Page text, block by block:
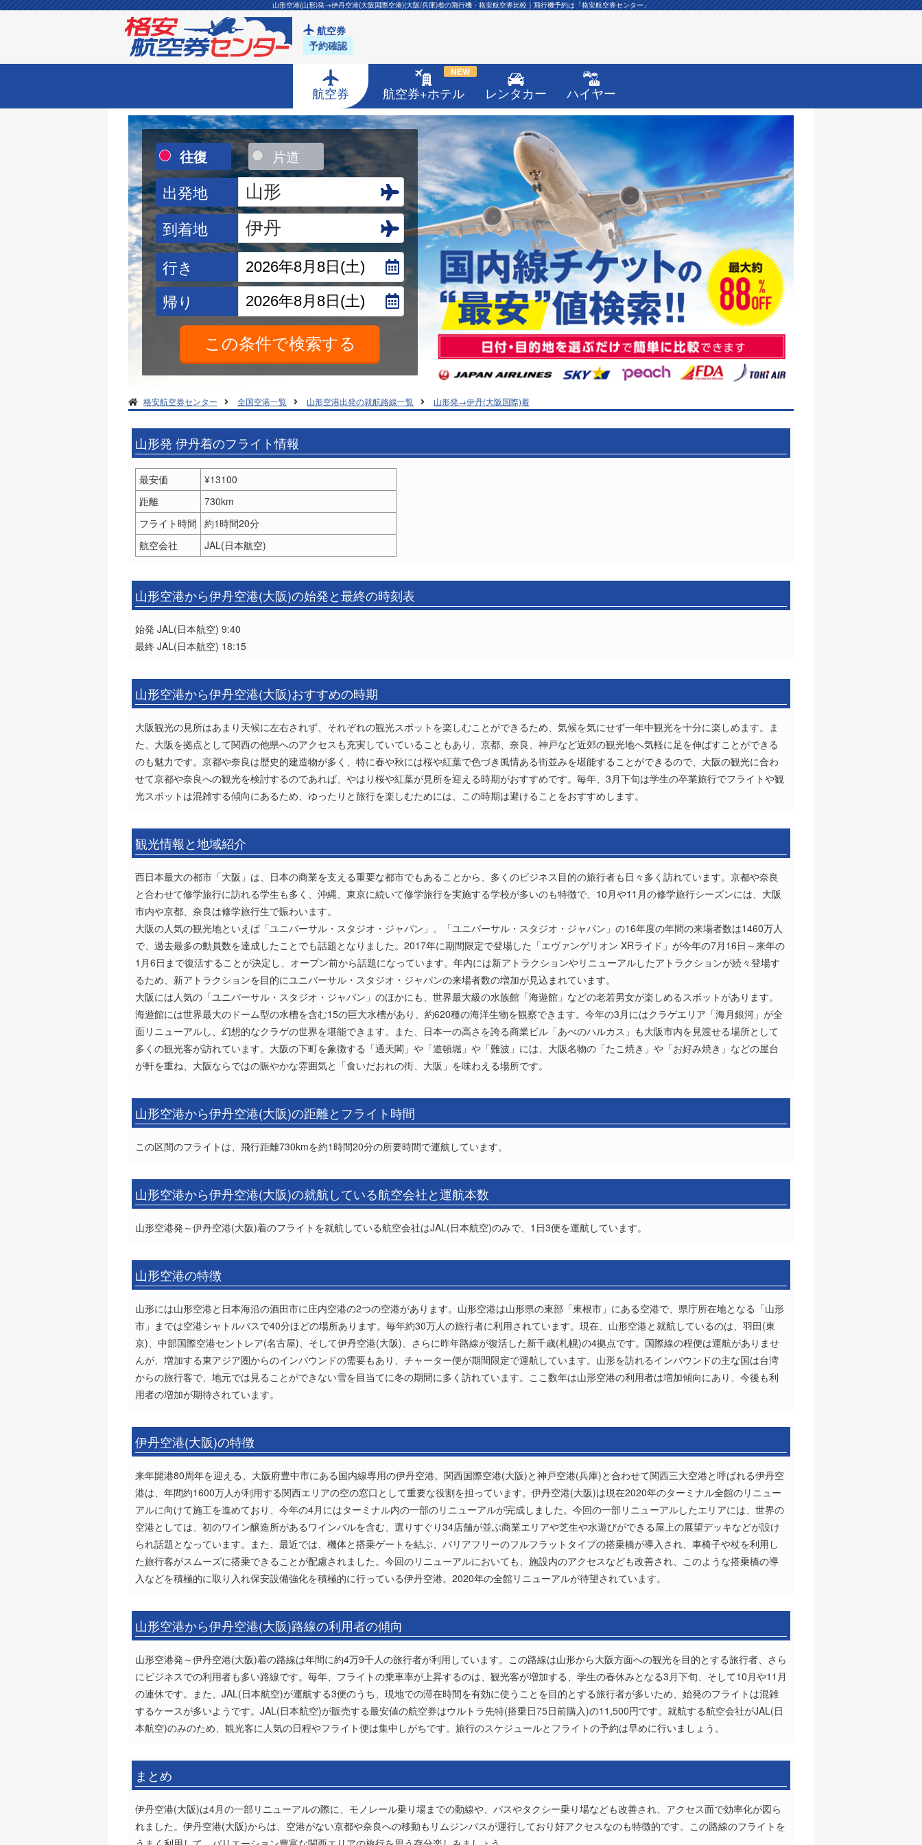
山形空港(山形)発→伊丹空港(大阪国際空港)(大阪/兵庫)着の飛行機・格安航空券比較｜飛行機予約は「格安航空券センター」
航空券
予約確認
航空券 航空券+ホテル
NEW
レンタカー ハイヤー
往復 片道
出発地
到着地
行き
帰り
格安航空券センター 全国空港一覧 山形空港出発の就航路線一覧 山形発→伊丹(大阪国際)着
山形発 伊丹着のフライト情報
最安価
¥13100
距離
730km
フライト時間 約1時間20分
航空会社
JAL(日本航空)
山形空港から伊丹空港(大阪)の始発と最終の時刻表
始発 JAL(日本航空) 9:40
最終 JAL(日本航空) 18:15
山形空港から伊丹空港(大阪)おすすめの時期
大阪観光の見所はあまり天候に左右されず、それぞれの観光スポットを楽しむことができるため、気候を気にせず一年中観光を十分に楽しめます。ま
た、大阪を拠点として関西の他県へのアクセスも充実していていることもあり、京都、奈良、神戸など近郊の観光地へ気軽に足を伸ばすことができる
のも魅力です。京都や奈良は歴史的建造物が多く、特に春や秋には桜や紅葉で色づき風情ある街並みを堪能することができるので、大阪の観光に合わ
せて京都や奈良への観光を検討するのであれば、やはり桜や紅葉が見所を迎える時期がおすすめです。毎年、3月下旬は学生の卒業旅行でフライトや観
光スポットは混雑する傾向にあるため、ゆったりと旅行を楽しむためには、この時期は避けることをおすすめします。
観光情報と地域紹介
西日本最大の都市「大阪」は、日本の商業を支える重要な都市でもあることから、多くのビジネス目的の旅行者も日々多く訪れています。京都や奈良
と合わせて修学旅行に訪れる学生も多く、沖縄、東京に続いて修学旅行を実施する学校が多いのも特徴で、10月や11月の修学旅行シーズンには、大阪
市内や京都、奈良は修学旅行生で賑わいます。
大阪の人気の観光地といえば「ユニバーサル・スタジオ・ジャパン」。「ユニバーサル・スタジオ・ジャパン」の16年度の年間の来場者数は1460万人
で、過去最多の動員数を達成したことでも話題となりました。2017年に期間限定で登場した「エヴァンゲリオン XRライド」が今年の7月16日～来年の
1月6日まで復活することが決定し、オープン前から話題になっています。年内には新アトラクションやリニューアルしたアトラクションが続々登場す
るため、新アトラクションを目的にユニバーサル・スタジオ・ジャパンの来場者数の増加が見込まれています。
大阪には人気の「ユニバーサル・スタジオ・ジャパン」のほかにも、世界最大級の水族館「海遊館」などの老若男女が楽しめるスポットがあります。
海遊館には世界最大のドーム型の水槽を含む15の巨大水槽があり、約620種の海洋生物を観察できます。今年の3月にはクラゲエリア「海月銀河」が全
面リニューアルし、幻想的なクラゲの世界を堪能できます。また、日本一の高さを誇る商業ビル「あべのハルカス」も大阪市内を見渡せる場所として
多くの観光客が訪れています。大阪の下町を象徴する「通天閣」や「道頓堀」や「難波」には、大阪名物の「たこ焼き」や「お好み焼き」などの屋台
が軒を重ね、大阪ならではの賑やかな雰囲気と「食いだおれの街、大阪」を味わえる場所です。
山形空港から伊丹空港(大阪)の距離とフライト時間
この区間のフライトは、飛行距離730kmを約1時間20分の所要時間で運航しています。
山形空港から伊丹空港(大阪)の就航している航空会社と運航本数
山形空港発～伊丹空港(大阪)着のフライトを就航している航空会社はJAL(日本航空)のみで、1日3便を運航しています。
山形空港の特徴
山形には山形空港と日本海沿の酒田市に庄内空港の2つの空港があります。山形空港は山形県の東部「東根市」にある空港で、県庁所在地となる「山形
市」までは空港シャトルバスで40分ほどの場所あります。毎年約30万人の旅行者に利用されています。現在、山形空港と就航しているのは、羽田(東
京)、中部国際空港セントレア(名古屋)、そして伊丹空港(大阪)、さらに昨年路線が復活した新千歳(札幌)の4拠点です。国際線の程便は運航がありませ
んが、増加する東アジア圏からのインバウンドの需要もあり、チャーター便が期間限定で運航しています。山形を訪れるインバウンドの主な国は台湾
からの旅行客で、地元では見ることができない雪を目当てに冬の期間に多く訪れています。ここ数年は山形空港の利用者は増加傾向にあり、今後も利
用者の増加が期待されています。
伊丹空港(大阪)の特徴
来年開港80周年を迎える、大阪府豊中市にある国内線専用の伊丹空港。関西国際空港(大阪)と神戸空港(兵庫)と合わせて関西三大空港と呼ばれる伊丹空
港は、年間約1600万人が利用する関西エリアの空の窓口として重要な役割を担っています。伊丹空港(大阪)は現在2020年のターミナル全館のリニュー
アルに向けて施工を進めており、今年の4月にはターミナル内の一部のリニューアルが完成しました。今回の一部リニューアルしたエリアには、世界の
空港としては、初のワイン醸造所があるワインバルを含む、選りすぐり34店舗が並ぶ商業エリアや芝生や水遊びができる屋上の展望デッキなどが設け
られ話題となっています。また、最近では、機体と搭乗ゲートを結ぶ、バリアフリーのフルフラットタイプの搭乗橋が導入され、車椅子や杖を利用し
た旅行客がスムーズに搭乗できることが配慮されました。今回のリニューアルにおいても、施設内のアクセスなども改善され、このような搭乗橋の導
入などを積極的に取り入れ保安設備強化を積極的に行っている伊丹空港。2020年の全館リニューアルが待望されています。
山形空港から伊丹空港(大阪)路線の利用者の傾向
山形空港発～伊丹空港(大阪)着の路線は年間に約4万9千人の旅行者が利用しています。この路線は山形から大阪方面への観光を目的とする旅行者、さら
にビジネスでの利用者も多い路線です。毎年、フライトの乗車率が上昇するのは、観光客が増加する、学生の春休みとなる3月下旬、そして10月や11月
の連休です。また、JAL(日本航空)が運航する3便のうち、現地での滞在時間を有効に使うことを目的とする旅行者が多いため、始発のフライトは混雑
するケースが多いようです。JAL(日本航空)が販売する最安値の航空券はウルトラ先特(搭乗日75日前購入)の11,500円です。就航する航空会社がJAL(日
本航空)のみのため、観光客に人気の日程やフライト便は集中しがちです。旅行のスケジュールとフライトの予約は早めに行いましょう。
まとめ
伊丹空港(大阪)は4月の一部リニューアルの際に、モノレール乗り場までの動線や、バスやタクシー乗り場なども改善され、アクセス面で効率化が図ら
れました。伊丹空港(大阪)からは、空港がない京都や奈良への移動もリムジンバスが運行しており好アクセスなのも特徴的です。この路線のフライトを